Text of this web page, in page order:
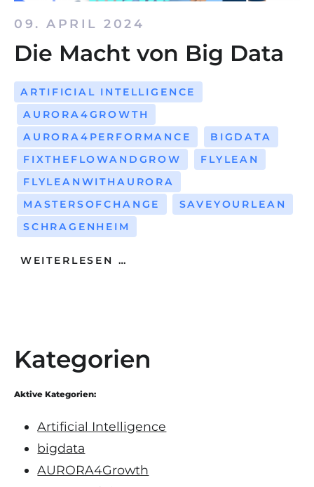
09. APRIL 2024
Die Macht von Big Data
ARTIFICIAL INTELLIGENCE
AURORA4GROWTH
AURORA4PERFORMANCE
BIGDATA
FIXTHEFLOWANDGROW
FLYLEAN
FLYLEANWITHAURORA
MASTERSOFCHANGE
SAVEYOURLEAN
SCHRAGENHEIM
WEITERLESEN …
Kategorien
Aktive Kategorien:
Artificial Intelligence
bigdata
AURORA4Growth